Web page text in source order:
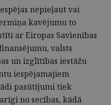
nepieļaut vai
kavējumu to
ar Eiropas Savienības
valsts
un izglītības iestāžu
iespējamajiem
pasūtījumi tiek
no secības, kādā